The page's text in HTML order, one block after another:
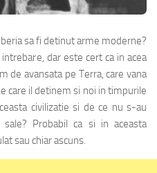
sa fi detinut arme moderne?
dar este cert ca in acea
de avansata pe Terra, care vana
care il detinem si noi in timpurile
civilizatie si de ce nu s-au
Probabil ca si in aceasta
sau chiar ascuns.